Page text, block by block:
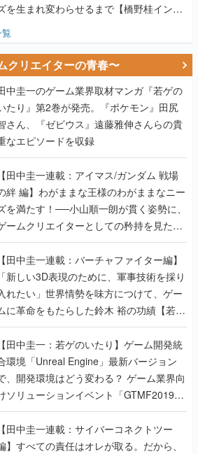
を生まれ変わらせるまで【橋野桂インタ
ビュー】
クリエイターの青春〜
中圭一のゲーム業界取材マンガ『若ゲの
たり』第2巻が発売。『ポケモン』田尻
さん、『ゼビウス』遠藤雅伸さんらの貴
なエピソードを収録
【田中圭一連載：アイマス/ガンダム 戦場
絆 編】わがままな王様のわがままなニー
を満たす！──小山順一朗が貫く姿勢に、
ームクリエイターとしての矜持を見た
若ゲのいたり最終回】
【田中圭一連載：バーチャファイター編】
「新しい3D表現のために、軍事技術を採り
れたい」世界情勢を味方につけて、ゲー
に革命をもたらした鈴木 裕の功績【若ゲ
いたり】
【田中圭一：若ゲのいたり】ゲーム開発統
環境「Unreal Engine」最新バージョン
、開発環境はどう変わる？ ゲーム業界向
ソリューションイベント「GTMF2019」
行って、より理解を深めよう【PR】
【田中圭一連載：サイバーコネクトツー
】すべての責任はオレが取る。だから、